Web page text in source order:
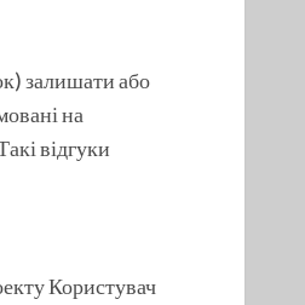
залишати або
на
відгуки
Користувач